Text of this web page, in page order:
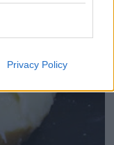
Privacy Policy